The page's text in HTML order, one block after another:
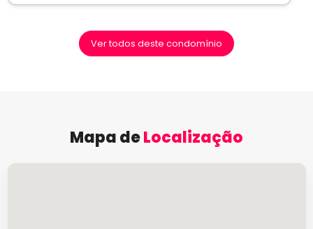
Ver todos deste condomínio
Mapa deLocalização